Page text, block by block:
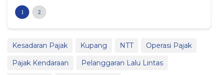
1 2
Kesadaran Pajak Kupang NTT
Operasi Pajak
Pajak Kendaraan
Pelanggaran Lalu Lintas